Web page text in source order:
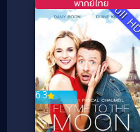
Full
6.3
พากย์ไทย